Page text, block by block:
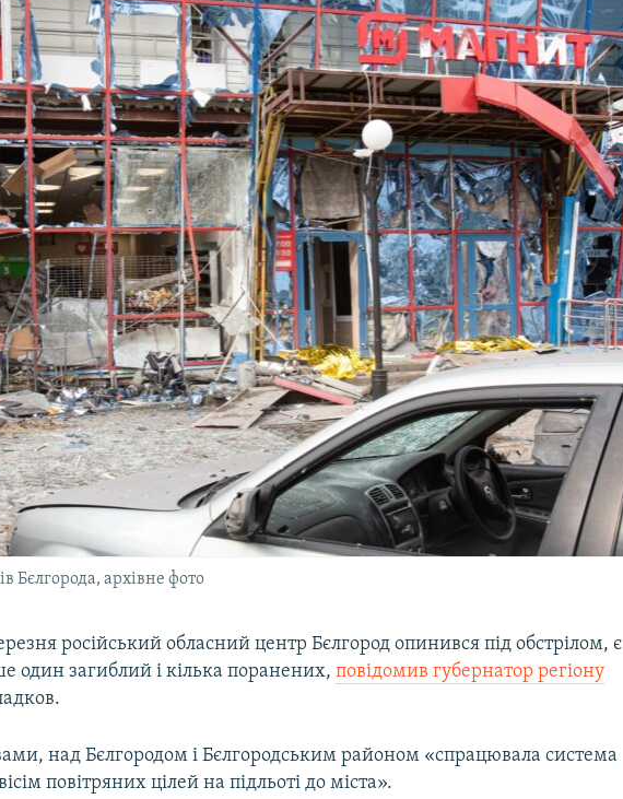
Бєлгорода, архівне фото
російський обласний центр Бєлгород опинився під обстрілом, є
один загиблий і кілька поранених,повідомив губернатор регіону
над Бєлгородом і Бєлгородським районом «спрацювала система
повітряних цілей на підльоті до міста».